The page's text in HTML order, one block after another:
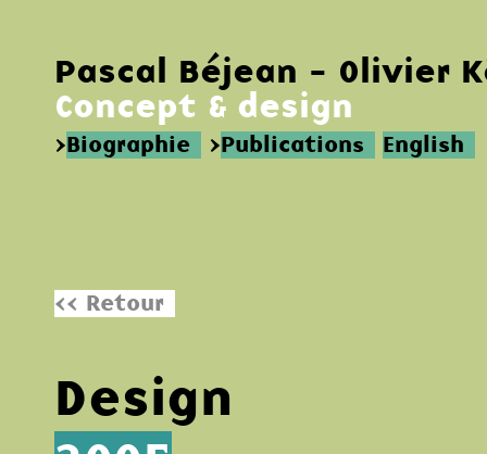
Pascal Béjean - Olivier
Concept & design
>Biographie >Publications English
<< Retour
Design